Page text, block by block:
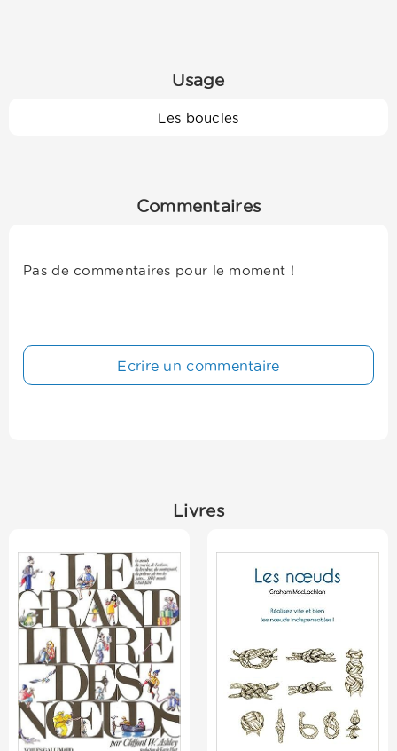
Usage
Les boucles
Commentaires
Pas de commentaires pour le moment !
Ecrire un commentaire
Livres